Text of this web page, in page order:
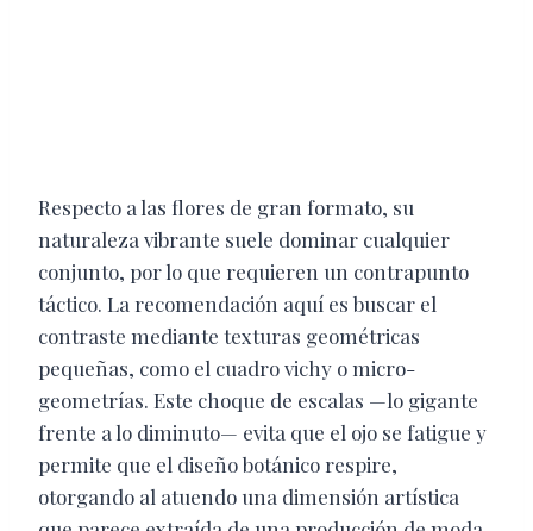
Respecto a las flores de gran formato, su
naturaleza vibrante suele dominar cualquier
conjunto, por lo que requieren un contrapunto
táctico. La recomendación aquí es buscar el
contraste mediante texturas geométricas
pequeñas, como el cuadro vichy o micro-
geometrías. Este choque de escalas —lo gigante
frente a lo diminuto— evita que el ojo se fatigue y
permite que el diseño botánico respire,
otorgando al atuendo una dimensión artística